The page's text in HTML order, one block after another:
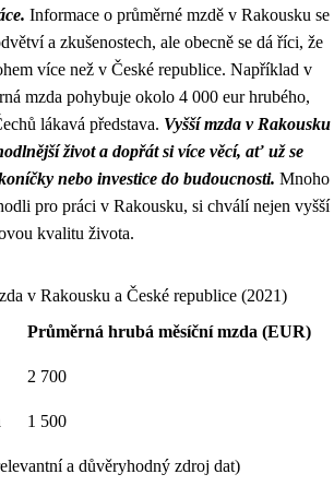
Informace o průměrné mzdě v Rakousku se
a zkušenostech, ale obecně se dá říci, že
více než v České republice. Například v
mzda pohybuje okolo 4 000 eur hrubého,
lákavá představa. Vyšší mzda v Rakousku
život a dopřát si více věcí, ať už se
nebo investice do budoucnosti. Mnoho
pro práci v Rakousku, si chválí nejen vyšší
kvalitu života.
v Rakousku a České republice (2021)
Průměrná hrubá měsíční mzda (EUR)
2 700
1 500
a důvěryhodný zdroj dat)